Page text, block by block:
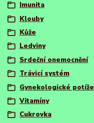
Imunita
Klouby
Kůže
Ledviny
Srdeční onemocnění
Trávicí systém
Gynekologické potíže
Vitamíny
Cukrovka